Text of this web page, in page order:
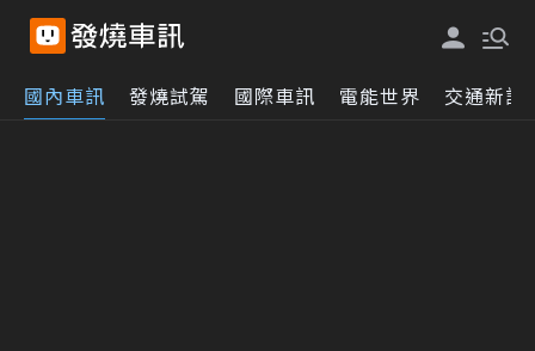
國內車訊 發燒試駕 國際車訊 電能世界 交通新訊